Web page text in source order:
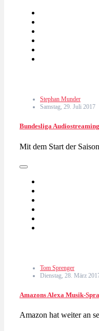
Stephan Munder
Samstag, 29. Juli 2017
Bundesliga
Mit dem Start der
Tom Sprenger
Dienstag, 28. März
Amazons Alexa Musik-
Amazon hat weiter an